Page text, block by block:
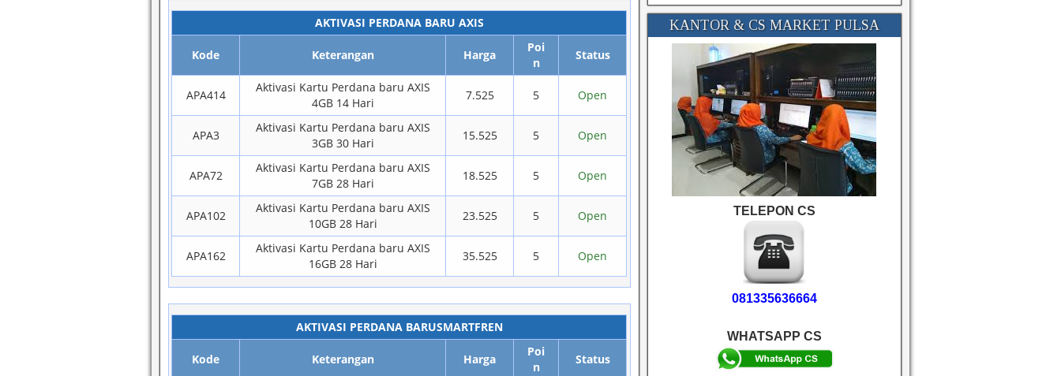
AKTIVASI PERDANA BARU AXIS
Kode Keterangan Harga
Poi
n
Status
APA414
Aktivasi Kartu Perdana baru AXIS
4GB 14 Hari
7.525 5 Open
APA3
Aktivasi Kartu Perdana baru AXIS
3GB 30 Hari
15.525 5 Open
APA72
Aktivasi Kartu Perdana baru AXIS
7GB 28 Hari
18.525 5 Open
APA102
Aktivasi Kartu Perdana baru AXIS
10GB 28 Hari
23.525 5 Open
APA162
Aktivasi Kartu Perdana baru AXIS
16GB 28 Hari
35.525 5 Open
AKTIVASI PERDANA BARUSMARTFREN
Kode Keterangan Harga
Poi
n
Status
KANTOR & CS MARKET PULSA
TELEPON CS
081335636664
WHATSAPP CS